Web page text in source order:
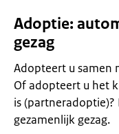
Adoptie:
gezag
Adopteert u samen
Of adopteert u het
is
gezamenlijk gezag.